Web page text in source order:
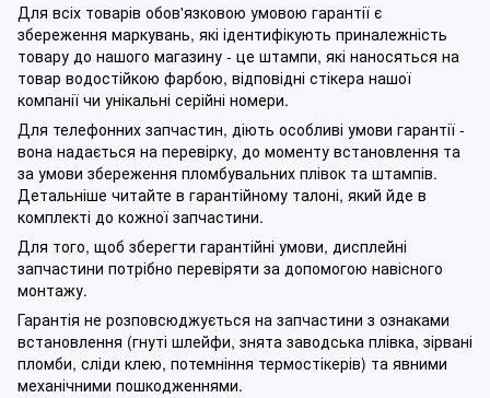
Для всіх товарів обов'язковою умовою гарантії є
збереження маркувань, які ідентифікують приналежність
товару до нашого магазину - це штампи, які наносяться на
товар водостійкою фарбою, відповідні стікера нашої
компанії чи унікальні серійні номери.
Для телефонних запчастин, діють особливі умови гарантії -
вона надається на перевірку, до моменту встановлення та
за умови збереження пломбувальних плівок та штампів.
Детальніше читайте в гарантійному талоні, який йде в
комплекті до кожної запчастини.
Для того, щоб зберегти гарантійні умови, дисплейні
запчастини потрібно перевіряти за допомогою навісного
монтажу.
Гарантія не розповсюджується на запчастини з ознаками
встановлення (гнуті шлейфи, знята заводська плівка, зірвані
пломби, сліди клею, потемніння термостікерів) та явними
механічними пошкодженнями.